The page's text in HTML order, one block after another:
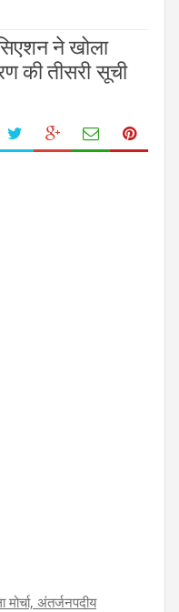
ने खोला
की तीसरी सूची
अंतर्जनपदीय